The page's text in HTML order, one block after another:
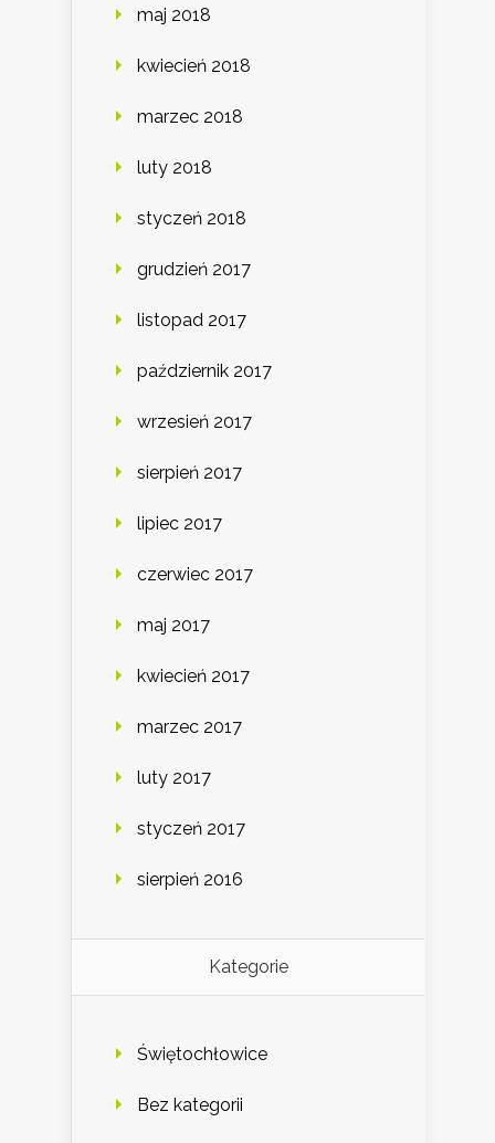
maj 2018
kwiecień 2018
marzec 2018
luty 2018
styczeń 2018
grudzień 2017
listopad 2017
październik 2017
wrzesień 2017
sierpień 2017
lipiec 2017
czerwiec 2017
maj 2017
kwiecień 2017
marzec 2017
luty 2017
styczeń 2017
sierpień 2016
Kategorie
Świętochłowice
Bez kategorii